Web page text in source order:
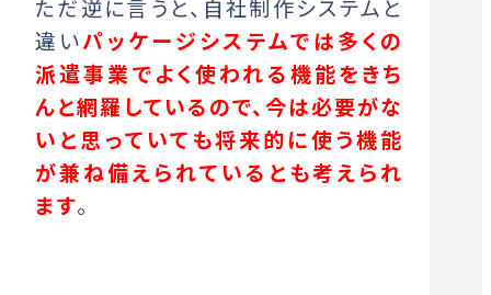
ただ逆に言うと、自社制作システムと
違いパッケージシステムでは多くの
派遣事業でよく使われる機能をきち
んと網羅しているので、今は必要がな
いと思っていても将来的に使う機能
が兼ね備えられているとも考えられ
ます。